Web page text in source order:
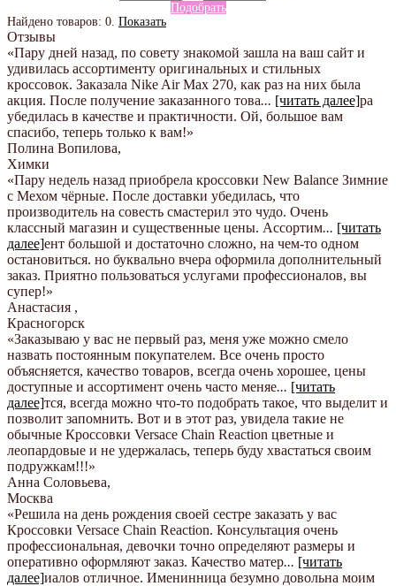
Подобрать
Найдено товаров: 0. Показать
Отзывы
«Пару дней назад, по совету знакомой зашла на ваш сайт и
удивилась ассортименту оригинальных и стильных
кроссовок. Заказала Nike Air Max 270, как раз на них была
акция. После получение заказанного това... [читать далее]ра
убедилась в качестве и практичности. Ой, большое вам
спасибо, теперь только к вам!»
Полина Вопилова,
Химки
«Пару недель назад приобрела кроссовки New Balance Зимние
с Мехом чёрные. После доставки убедилась, что
производитель на совесть смастерил это чудо. Очень
классный магазин и существенные цены. Ассортим... [читать
далее]ент большой и достаточно сложно, на чем-то одном
остановиться. но буквально вчера оформила дополнительный
заказ. Приятно пользоваться услугами профессионалов, вы
супер!»
Анастасия ,
Красногорск
«Заказываю у вас не первый раз, меня уже можно смело
назвать постоянным покупателем. Все очень просто
объясняется, качество товаров, всегда очень хорошее, цены
доступные и ассортимент очень часто меняе... [читать
далее]тся, всегда можно что-то подобрать такое, что выделит и
позволит запомнить. Вот и в этот раз, увидела такие не
обычные Кроссовки Versace Chain Reaction цветные и
леопардовые и не удержалась, теперь буду хвастаться своим
подружкам!!!»
Анна Соловьева,
Москва
«Решила на день рождения своей сестре заказать у вас
Кроссовки Versace Chain Reaction. Консультация очень
профессиональная, девочки точно определяют размеры и
оперативно оформляют заказ. Качество матер... [читать
далее]иалов отличное. Именинница безумно довольна моим